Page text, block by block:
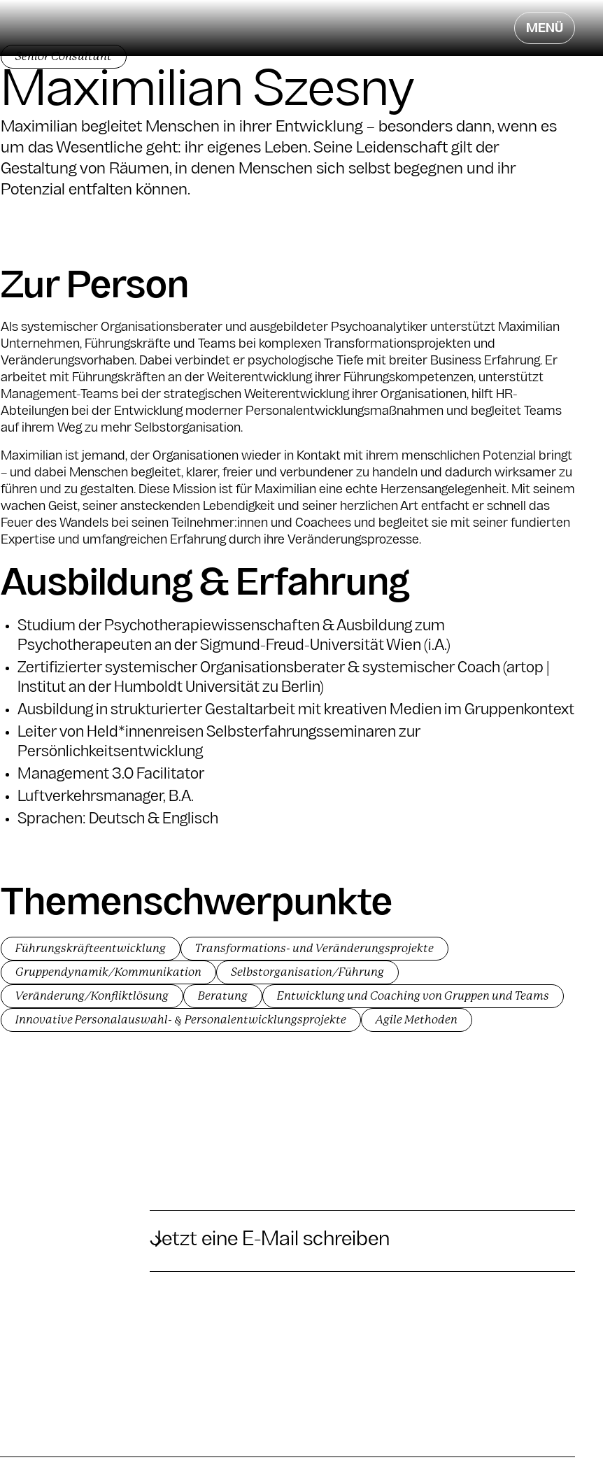
MENÜ
Senior Consultant
Maximilian Szesny
Maximilian begleitet Menschen in ihrer Entwicklung – besonders dann, wenn es
um das Wesentliche geht: ihr eigenes Leben. Seine Leidenschaft gilt der
Gestaltung von Räumen, in denen Menschen sich selbst begegnen und ihr
Potenzial entfalten können.
Zur Person
Als systemischer Organisationsberater und ausgebildeter Psychoanalytiker unterstützt Maximilian
Unternehmen, Führungskräfte und Teams bei komplexen Transformationsprojekten und
Veränderungsvorhaben. Dabei verbindet er psychologische Tiefe mit breiter Business Erfahrung. Er
arbeitet mit Führungskräften an der Weiterentwicklung ihrer Führungskompetenzen, unterstützt
Management-Teams bei der strategischen Weiterentwicklung ihrer Organisationen, hilft HR-
Abteilungen bei der Entwicklung moderner Personalentwicklungsmaßnahmen und begleitet Teams
auf ihrem Weg zu mehr Selbstorganisation.
Maximilian ist jemand, der Organisationen wieder in Kontakt mit ihrem menschlichen Potenzial bringt
– und dabei Menschen begleitet, klarer, freier und verbundener zu handeln und dadurch wirksamer zu
führen und zu gestalten. Diese Mission ist für Maximilian eine echte Herzensangelegenheit. Mit seinem
wachen Geist, seiner ansteckenden Lebendigkeit und seiner herzlichen Art entfacht er schnell das
Feuer des Wandels bei seinen Teilnehmer:innen und Coachees und begleitet sie mit seiner fundierten
Expertise und umfangreichen Erfahrung durch ihre Veränderungsprozesse.
Ausbildung & Erfahrung
Studium der Psychotherapiewissenschaften & Ausbildung zum
Psychotherapeuten an der Sigmund-Freud-Universität Wien (i.A.)
Zertifizierter systemischer Organisationsberater & systemischer Coach (artop |
Institut an der Humboldt Universität zu Berlin)
Ausbildung in strukturierter Gestaltarbeit mit kreativen Medien im Gruppenkontext
Leiter von Held*innenreisen Selbsterfahrungsseminaren zur
Persönlichkeitsentwicklung
Management 3.0 Facilitator
Luftverkehrsmanager, B.A.
Sprachen: Deutsch & Englisch
Themen­schwerpunkte
Führungskräfteentwicklung
Transformations- und Veränderungsprojekte
Gruppendynamik/Kommunikation
Selbstorganisation/Führung
Veränderung/Konfliktlösung
Beratung
Entwicklung und Coaching von Gruppen und Teams
Innovative Personalauswahl- & Personalentwicklungsprojekte
Agile Methoden
Jetzt eine E-Mail schreiben